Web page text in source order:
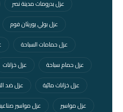
عزل بدرومات مدينة نصر
عزل بولي يوريثان فوم
عزل حمامات السباحة
عزل حمام سباحة
عزل خزانات
عزل خزانات مائية
عزل ضد
عزل مواسير
عزل مواسير